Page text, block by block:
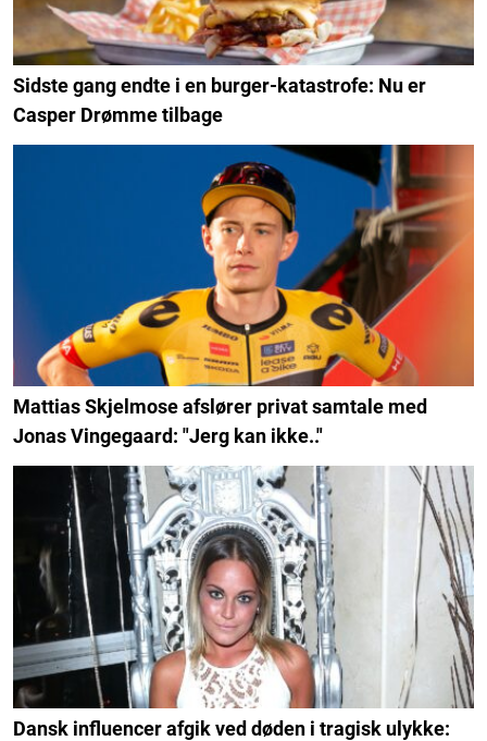
Sidste gang endte i en burger-katastrofe: Nu er
Casper Drømme tilbage
Mattias Skjelmose afslører privat samtale med
Jonas Vingegaard: "Jerg kan ikke.."
Dansk influencer afgik ved døden i tragisk ulykke: